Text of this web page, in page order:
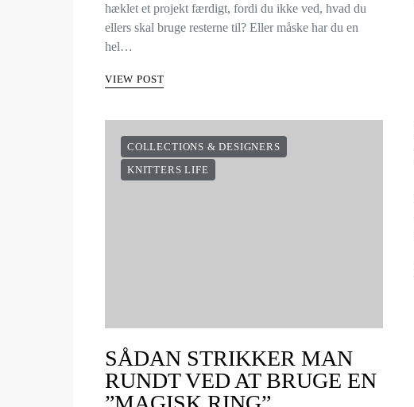
hæklet et projekt færdigt, fordi du ikke ved, hvad du
ellers skal bruge resterne til? Eller måske har du en
hel…
VIEW POST
COLLECTIONS & DESIGNERS
KNITTERS LIFE
SÅDAN STRIKKER MAN
RUNDT VED AT BRUGE EN